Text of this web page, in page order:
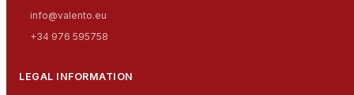
info@valento.eu
+34 976 595758
LEGAL INFORMATION